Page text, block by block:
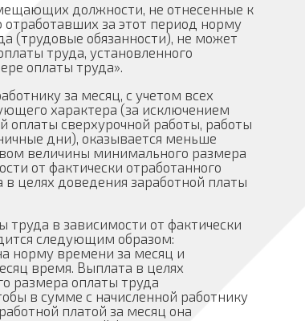
должности, не отнесенные к
за этот период норму
(трудовые обязанности), не может
труда, установленного
оплаты труда».
за месяц, с учетом всех
характера (за исключением
сверхурочной работы, работы
дни), оказывается меньше
величины минимального размера
от фактически отработанного
целях доведения заработной платы
в зависимости от фактически
следующим образом:
норму времени за месяц и
время. Выплата в целях
размера оплаты труда
в сумме с начисленной работнику
платой за месяц она